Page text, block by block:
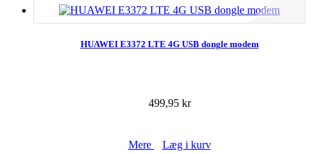
HUAWEI E3372 LTE 4G USB dongle modem
499,95 kr
Mere Læg i kurv